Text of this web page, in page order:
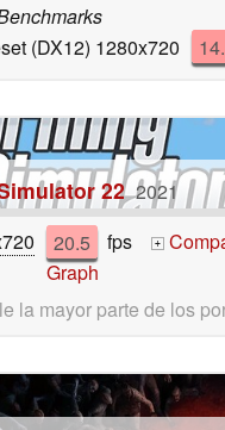
(DX12) 1280x720
22 2021
20.5 fps +
Graph
la mayor parte de los